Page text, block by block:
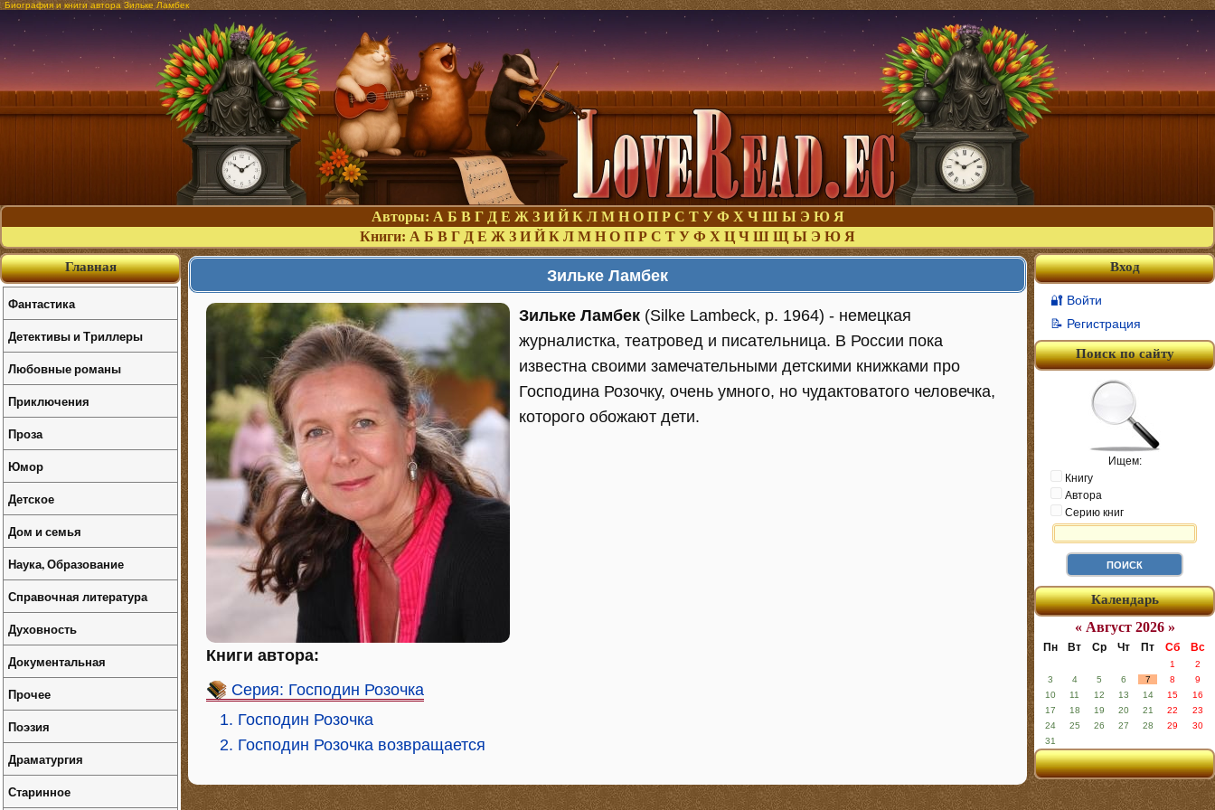
Биография и книги автора Зильке Ламбек
Авторы: А Б В Г Д Е Ж З И Й К Л М Н О П Р С Т У Ф Х Ч Ш Ы Э Ю Я
Книги: А Б В Г Д Е Ж З И Й К Л М Н О П Р С Т У Ф Х Ц Ч Ш Щ Ы Э Ю Я
Зильке Ламбек
Зильке Ламбек (Silke Lambeck, р. 1964) - немецкая
журналистка, театровед и писательница. В России пока
известна своими замечательными детскими книжками про
Господина Розочку, очень умного, но чудактоватого человечка,
которого обожают дети.
Книги автора:
Серия: Господин Розочка
1. Господин Розочка
2. Господин Розочка возвращается
Вход
🔐 Войти
📝 Регистрация
Поиск по сайту
Ищем:
Книгу
Автора
Серию книг
Календарь
« Август 2026 »
Пн Вт Ср Чт Пт Сб Вс
1
2
3
4 5 6 7 8
9
10
11 12 13 14 15
16
17
18 19 20 21 22
23
24
25 26 27 28 29
30
31
Главная
Фантастика
Детективы и Триллеры
Любовные романы
Приключения
Проза
Юмор
Детское
Дом и семья
Наука, Образование
Справочная литература
Духовность
Документальная
Прочее
Поэзия
Драматургия
Старинное